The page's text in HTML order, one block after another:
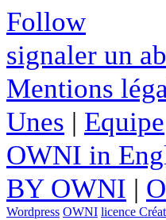
Follow
signaler un
Mentions
Unes | Equipe
OWNI in
BY OWNI |
Wordpress OWNI licence